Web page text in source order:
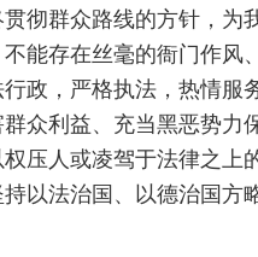
彻群众路线的方针，为
能存在丝毫的衙门作风
政，严格执法，热情服
众利益、充当黑恶势力
压人或凌驾于法律之上
以法治国、以德治国方